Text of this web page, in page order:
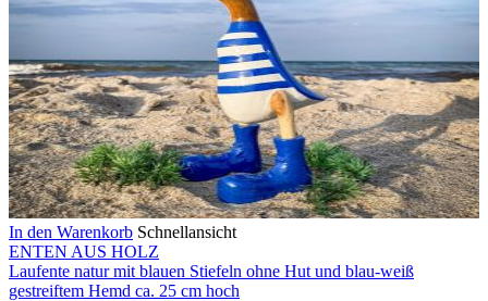
In den Warenkorb Schnellansicht
ENTEN AUS HOLZ
Laufente natur mit blauen Stiefeln ohne Hut und blau-weiß
gestreiftem Hemd ca. 25 cm hoch